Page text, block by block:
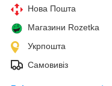
Нова Пошта
Магазини Rozetka
Укрпошта
Самовивіз